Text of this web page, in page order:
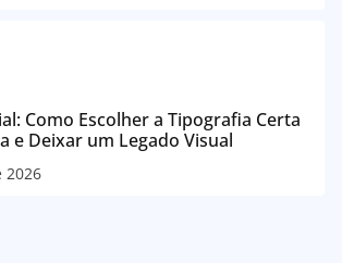
Como Escolher a Tipografia Certa
e Deixar um Legado Visual
2026